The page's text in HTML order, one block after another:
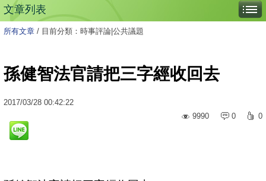
文章列表
所有文章 / 目前分類：時事評論|公共議題
孫健智法官請把三字經收回去
2017/03/28 00:42:22
9990
0 0